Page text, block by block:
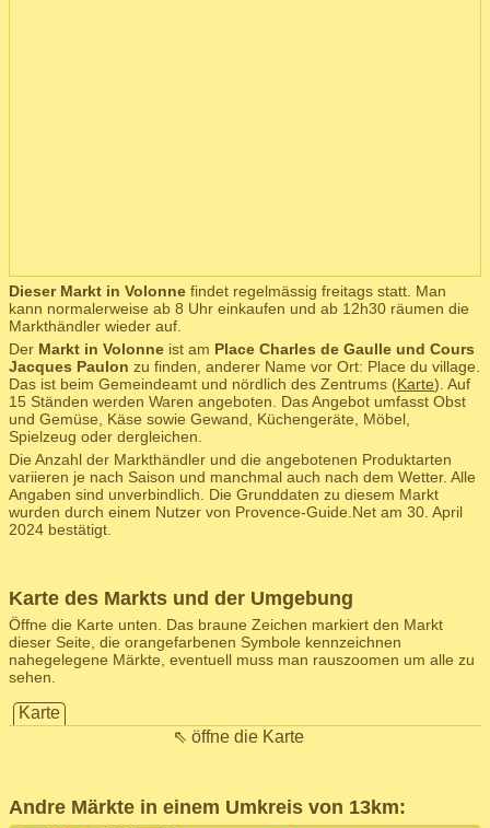
Dieser Markt in Volonne findet regelmässig freitags statt. Man
kann normalerweise ab 8 Uhr einkaufen und ab 12h30 räumen die
Markthändler wieder auf.
Der Markt in Volonne ist am Place Charles de Gaulle und Cours
Jacques Paulon zu finden, anderer Name vor Ort: Place du village.
Das ist beim Gemeindeamt und nördlich des Zentrums (Karte). Auf
15 Ständen werden Waren angeboten. Das Angebot umfasst Obst
und Gemüse, Käse sowie Gewand, Küchengeräte, Möbel,
Spielzeug oder dergleichen.
Die Anzahl der Markthändler und die angebotenen Produktarten
variieren je nach Saison und manchmal auch nach dem Wetter. Alle
Angaben sind unverbindlich. Die Grunddaten zu diesem Markt
wurden durch einem Nutzer von Provence-Guide.Net am 30. April
2024 bestätigt.
Karte des Markts und der Umgebung
Öffne die Karte unten. Das braune Zeichen markiert den Markt
dieser Seite, die orangefarbenen Symbole kennzeichnen
nahegelegene Märkte, eventuell muss man rauszoomen um alle zu
sehen.
Karte
⇖ öffne die Karte
Andre Märkte in einem Umkreis von 13km: